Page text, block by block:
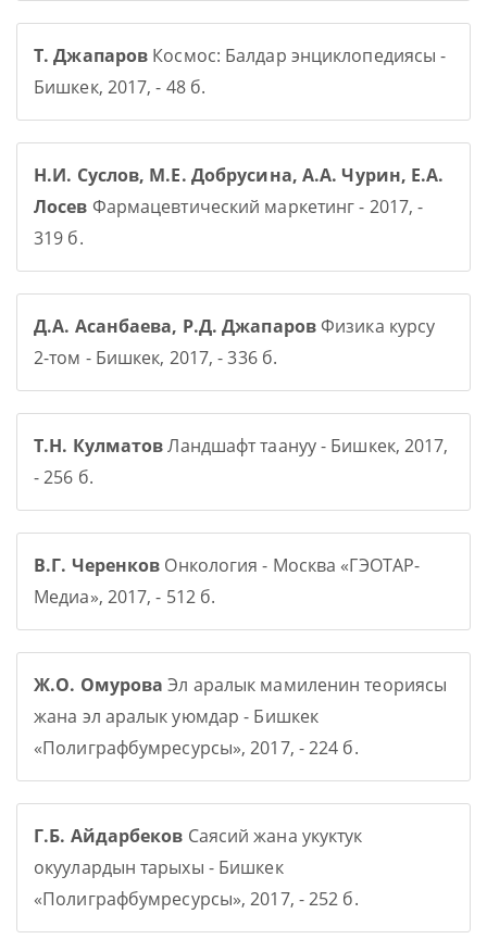
Т. Джапаров Космос: Балдар энциклопедиясы -
Бишкек, 2017, - 48 б.
Н.И. Суслов, М.Е. Добрусина, А.А. Чурин, Е.А.
Лосев Фармацевтический маркетинг - 2017, -
319 б.
Д.А. Асанбаева, Р.Д. ДжапаровФизика курсу
2-том - Бишкек, 2017, - 336 б.
Т.Н. КулматовЛандшафт таануу - Бишкек, 2017,
- 256 б.
В.Г. Черенков Онкология - Москва «ГЭОТАР-
Медиа», 2017, - 512 б.
Ж.О. Омурова Эл аралык мамиленин теориясы
жана эл аралык уюмдар - Бишкек
«Полиграфбумресурсы», 2017, - 224 б.
Г.Б. Айдарбеков Саясий жана укуктук
окуулардын тарыхы - Бишкек
«Полиграфбумресурсы», 2017, - 252 б.